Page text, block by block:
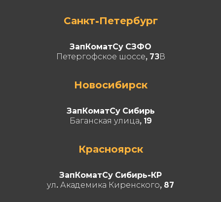
Санкт-Петербург
ЗапКоматСу СЗФО
Петергофское шоссе, 73В
Новосибирск
ЗапКоматСу Сибирь
Баганская улица, 19
Красноярск
ЗапКоматСу Сибирь-КР
ул. Академика Киренского, 87